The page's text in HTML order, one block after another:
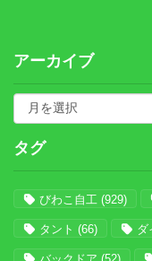
アーカイブ
タグ
びわこ自工 (929)
タント (66) ダ